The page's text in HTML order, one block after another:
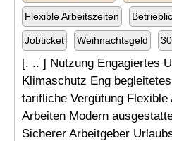
Flexible Arbeitszeiten
Jobticket Weihnachtsgeld
[. .. ] Nutzung Engagiertes
Klimaschutz Eng
tarifliche Vergütung
Arbeiten Modern
Sicherer Arbeitgeber